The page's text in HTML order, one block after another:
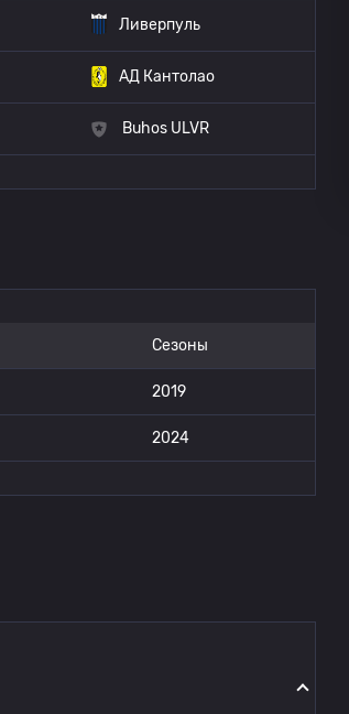
Ливерпуль
АД Кантолао
Buhos ULVR
Сезоны
2019
2024